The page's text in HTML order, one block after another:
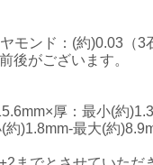
モンド：(約)0.03（3
後がございます。
厚：最小(約
約)1.8mm-最大(約